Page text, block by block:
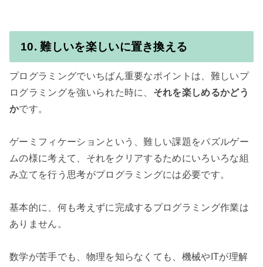
10. 難しいを楽しいに置き換える
プログラミングでいちばん重要なポイントは、難しいプ
ログラミングを強いられた時に、 それを楽しめるかどう
かです。
ゲーミフィケーションという、難しい課題をパズルゲー
ムの様に考えて、それをクリアするためにいろいろな組
み立てを行う思考がプログラミングには必要です。
基本的に、何も考えずに完成するプログラミング作業は
ありません。
数学が苦手でも、物理を知らなくても、機械やITが理解